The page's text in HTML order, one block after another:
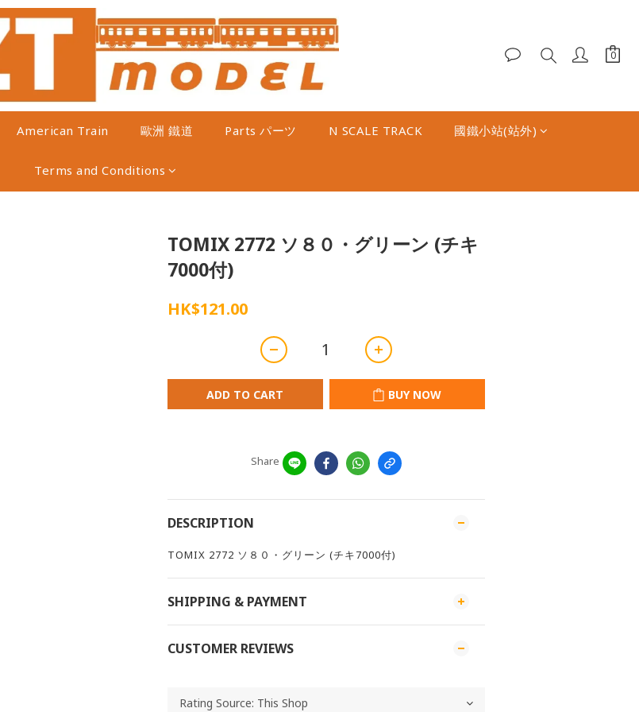
American Train 歐洲 鐵道 Parts パーツ N SCALE TRACK 國鐵小站(站外)
Terms and Conditions
TOMIX 2772 ソ８０・グリーン (チキ
7000付)
HK$121.00
ADD TO CART BUY NOW
Share
DESCRIPTION
TOMIX 2772 ソ８０・グリーン (チキ7000付)
SHIPPING & PAYMENT
CUSTOMER REVIEWS